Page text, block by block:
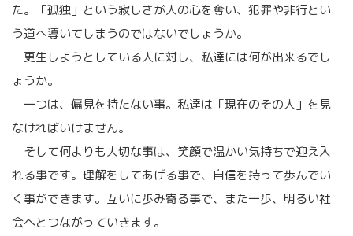
た。「孤独」という寂しさが人の心を奪い、犯罪や非行とい
う道へ導いてしまうのではないでしょうか。
更生しようとしている人に対し、私達には何が出来るでし
ょうか。
一つは、偏見を持たない事。私達は「現在のその人」を見
なければいけません。
そして何よりも大切な事は、笑顔で温かい気持ちで迎え入
れる事です。理解をしてあげる事で、自信を持って歩んでい
く事ができます。互いに歩み寄る事で、また一歩、明るい社
会へとつながっていきます。